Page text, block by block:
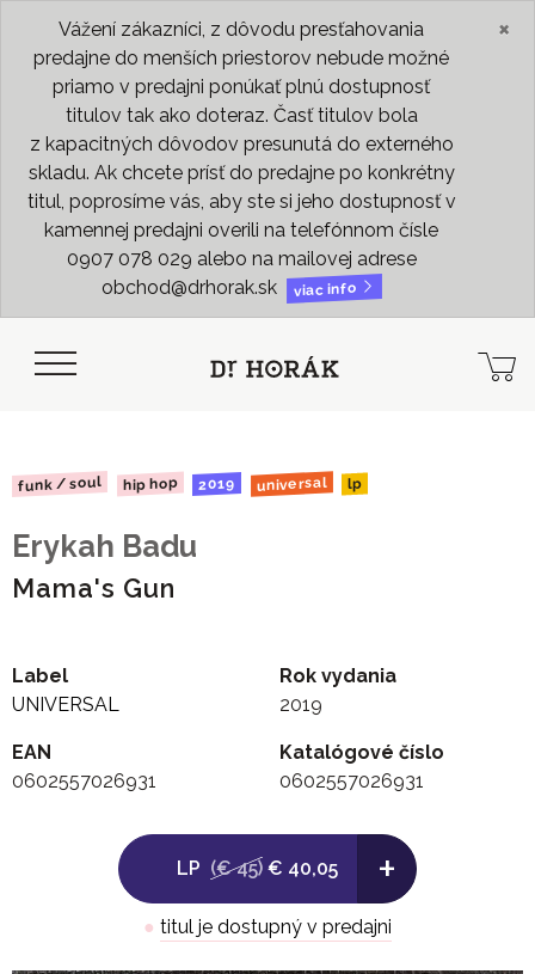
Vážení zákazníci, z dôvodu presťahovania
predajne do menších priestorov nebude možné
priamo v predajni ponúkať plnú dostupnosť
titulov tak ako doteraz. Časť titulov bola
z kapacitných dôvodov presunutá do externého
skladu. Ak chcete prísť do predajne po konkrétny
titul, poprosíme vás, aby ste si jeho dostupnosť v
kamennej predajni overili na telefónnom čísle
0907 078 029 alebo na mailovej adrese
obchod@drhorak.sk
viac info
×
funk / soul hip hop 2019 universal lp
Erykah Badu
Mama's Gun
Label
UNIVERSAL
Rok vydania
2019
EAN
0602557026931
Katalógové číslo
0602557026931
LP (€ 45) € 40,05 +
● titul je dostupný v predajni